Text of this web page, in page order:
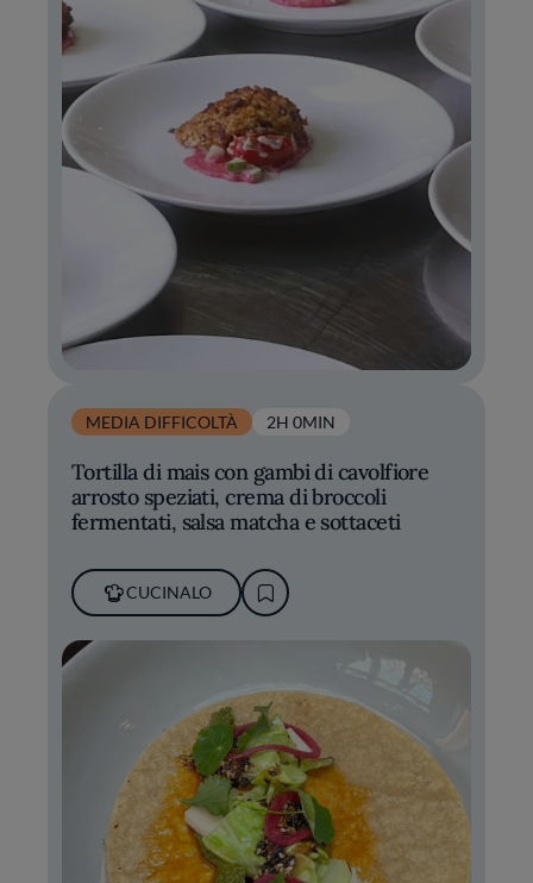
MEDIA DIFFICOLTÀ 2H 0MIN
Tortilla di mais con gambi di cavolfiore
arrosto speziati, crema di broccoli
fermentati, salsa matcha e sottaceti
CUCINALO